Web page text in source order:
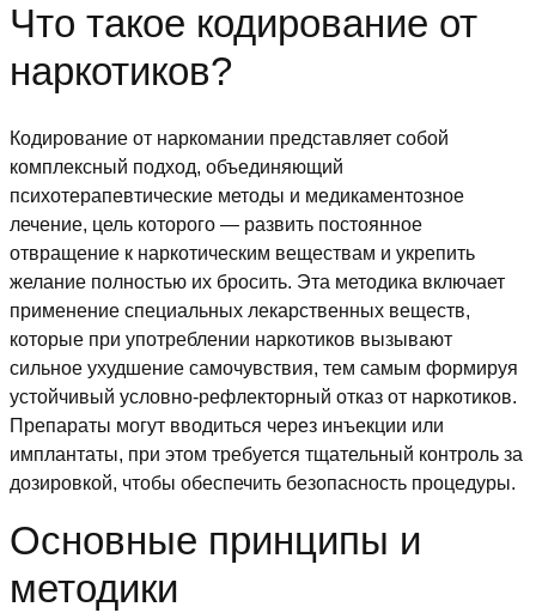
Что такое кодирование от
наркотиков?
Кодирование от наркомании представляет собой
комплексный подход, объединяющий
психотерапевтические методы и медикаментозное
лечение, цель которого — развить постоянное
отвращение к наркотическим веществам и укрепить
желание полностью их бросить. Эта методика включает
применение специальных лекарственных веществ,
которые при употреблении наркотиков вызывают
сильное ухудшение самочувствия, тем самым формируя
устойчивый условно-рефлекторный отказ от наркотиков.
Препараты могут вводиться через инъекции или
имплантаты, при этом требуется тщательный контроль за
дозировкой, чтобы обеспечить безопасность процедуры.
Основные принципы и
методики